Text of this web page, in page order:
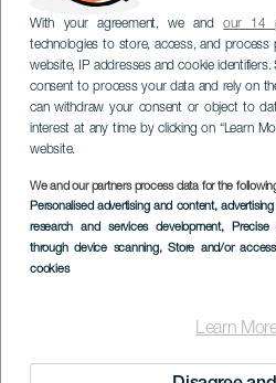
With your agreement, we andour 14
technologies to store, access, and process
website, IP addresses and cookie
consent to process your data and rely on
can withdraw your consent or object to
interest at any time by clicking on “Learn
website.
We and our partners process data for the
Personalised advertising and content,
research and services development, Precise
through device scanning, Store and/or
cookies
Learn